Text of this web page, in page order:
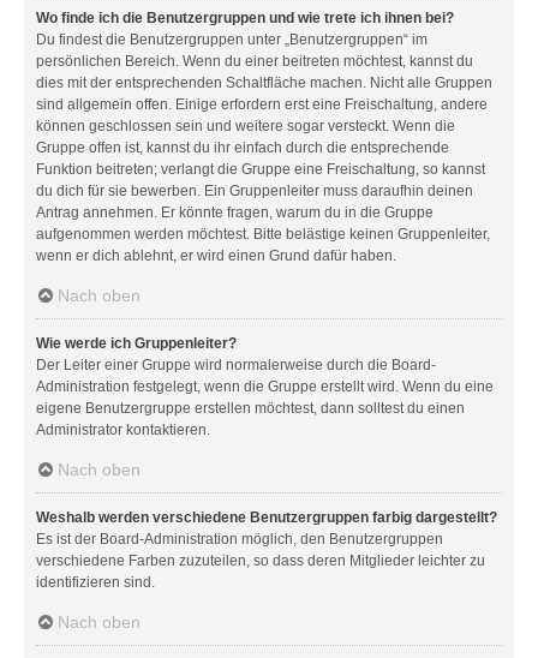
Wo finde ich die Benutzergruppen und wie trete ich ihnen bei?
Du findest die Benutzergruppen unter „Benutzergruppen“ im
persönlichen Bereich. Wenn du einer beitreten möchtest, kannst du
dies mit der entsprechenden Schaltfläche machen. Nicht alle Gruppen
sind allgemein offen. Einige erfordern erst eine Freischaltung, andere
können geschlossen sein und weitere sogar versteckt. Wenn die
Gruppe offen ist, kannst du ihr einfach durch die entsprechende
Funktion beitreten; verlangt die Gruppe eine Freischaltung, so kannst
du dich für sie bewerben. Ein Gruppenleiter muss daraufhin deinen
Antrag annehmen. Er könnte fragen, warum du in die Gruppe
aufgenommen werden möchtest. Bitte belästige keinen Gruppenleiter,
wenn er dich ablehnt, er wird einen Grund dafür haben.
Nach oben
Wie werde ich Gruppenleiter?
Der Leiter einer Gruppe wird normalerweise durch die Board-
Administration festgelegt, wenn die Gruppe erstellt wird. Wenn du eine
eigene Benutzergruppe erstellen möchtest, dann solltest du einen
Administrator kontaktieren.
Nach oben
Weshalb werden verschiedene Benutzergruppen farbig dargestellt?
Es ist der Board-Administration möglich, den Benutzergruppen
verschiedene Farben zuzuteilen, so dass deren Mitglieder leichter zu
identifizieren sind.
Nach oben